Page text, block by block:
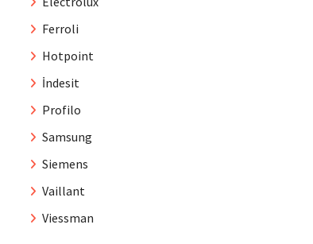
Ferroli
Hotpoint
İndesit
Profilo
Samsung
Siemens
Vaillant
Viessman